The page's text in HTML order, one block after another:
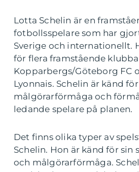
Lotta Schelin är en
fotbollsspelare som har
Sverige och internationellt.
för flera framstående
Kopparbergs/Göteborg FC
Lyonnais. Schelin är känd
målgörarförmåga och
ledande spelare på planen.
Det finns olika typer av
Schelin. Hon är känd för sin
och målgörarförmåga.